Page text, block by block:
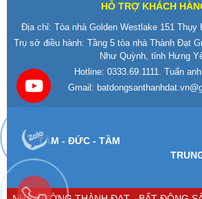
HỖ TRỢ KHÁCH
Địa chỉ: Tòa nhà Golden Westlake 151 Thụy
Trụ sở điều hành: Tầng 5 tòa nhà Thành Đạt
Như Quỳnh, tỉnh Hưng
Hotline: 0333.69.1111. Tuấn
Gmail:
TÂM - ĐỨC - TẦM